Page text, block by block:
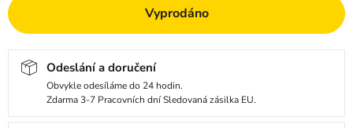
Vyprodáno
Odeslání a doručení
Obvykle odesíláme do 24 hodin.
Zdarma 3-7 Pracovních dní Sledovaná zásilka EU.